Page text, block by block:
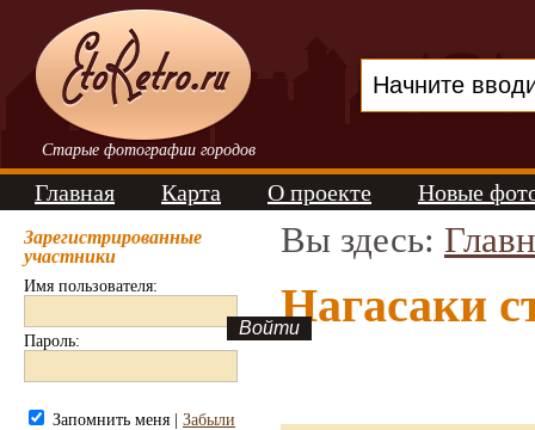
Старые фотографии городов
Главная Карта О проекте Новые
Зарегистрированные
участники
Имя пользователя:
Пароль:
Запомнить меня | Забыли
Вы здесь:
Нагасаки